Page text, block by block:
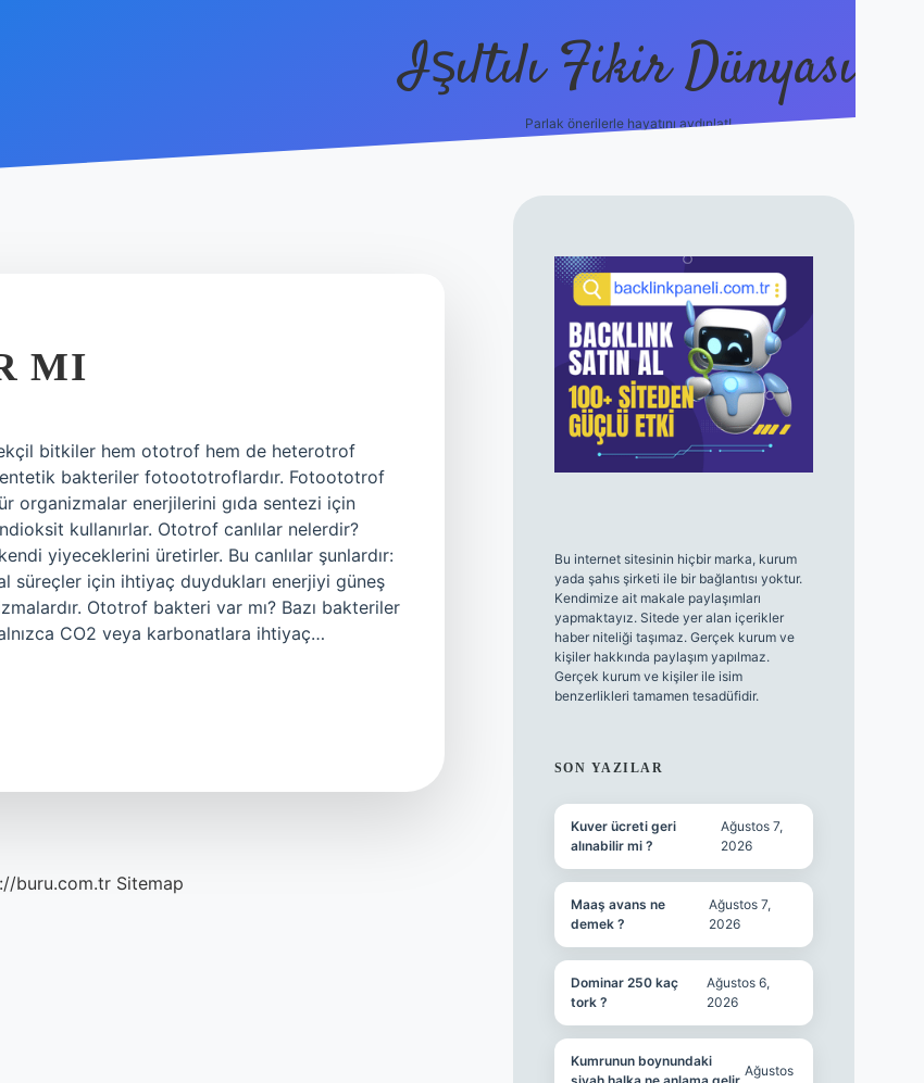
Işıltılı Fikir Dünyası
Parlak önerilerle hayatını aydınlat!
MI
bitkiler hem ototrof hem de heterotrof
bakteriler fotoototroflardır. Fotoototrof
organizmalar enerjilerini gıda sentezi için
kullanırlar. Ototrof canlılar nelerdir?
yiyeceklerini üretirler. Bu canlılar şunlardır:
için ihtiyaç duydukları enerjiyi güneş
Ototrof bakteri var mı? Bazı bakteriler
CO2 veya karbonatlara ihtiyaç…
buru.com.tr Sitemap
SIDEBAR
Bu internet sitesinin hiçbir marka, kurum
yada şahıs şirketi ile bir bağlantısı yoktur.
Kendimize ait makale paylaşımları
yapmaktayız. Sitede yer alan içerikler
haber niteliği taşımaz. Gerçek kurum ve
kişiler hakkında paylaşım yapılmaz.
Gerçek kurum ve kişiler ile isim
benzerlikleri tamamen tesadüfidir.
SON YAZILAR
Kuver ücreti geri
alınabilir mi ?
Ağustos 7,
2026
Maaş avans ne
demek ?
Ağustos 7,
2026
Dominar 250 kaç
tork ?
Ağustos 6,
2026
Kumrunun boynundaki
Ağustos
ilbet canlı